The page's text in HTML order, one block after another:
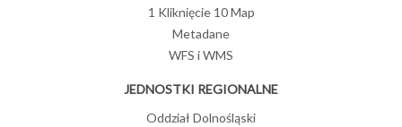
1 Kliknięcie 10 Map
Metadane
WFS i WMS
JEDNOSTKI REGIONALNE
Oddział Dolnośląski